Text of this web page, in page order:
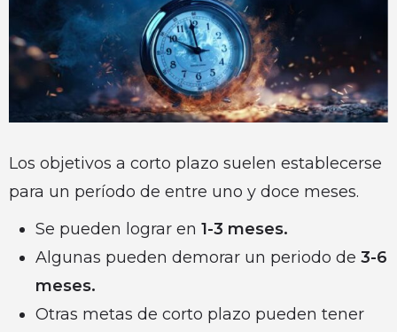
Los objetivos a corto plazo suelen establecerse
para un período de entre uno y doce meses.
Se pueden lograr en 1-3 meses.
Algunas pueden demorar un periodo de 3-6
meses.
Otras metas de corto plazo pueden tener